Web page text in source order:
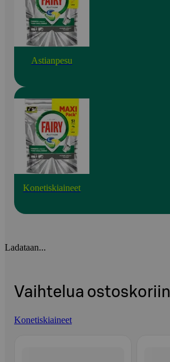
Astianpesu
Konetiskiaineet
Ladataan...
Vaihtelua ostoskoriin
Konetiskiaineet